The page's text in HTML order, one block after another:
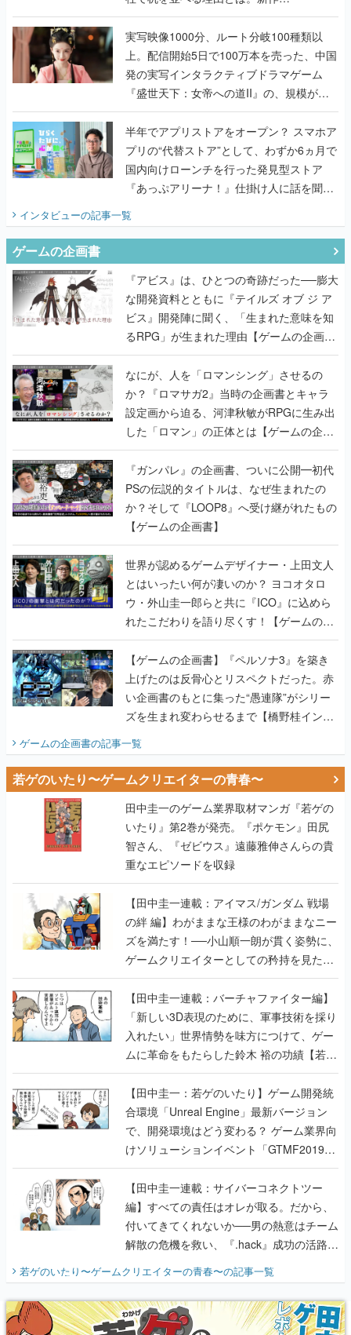
『TATSUJIN EXTREME』で初タッグを組
んだレジェンド2人に訊く開発秘話
実写映像1000分、ルート分岐100種類以
上。配信開始5日で100万本を売った、中国
発の実写インタラクティブドラマゲーム
『盛世天下：女帝への道II』の、規模が違
うこだわりをプロデューサーに聞いた
半年でアプリストアをオープン？ スマホア
プリの“代替ストア”として、わずか6ヵ月で
国内向けローンチを行った発見型ストア
『あっぷアリーナ！』仕掛け人に話を聞い
てみた
インタビューの記事一覧
ゲームの企画書
『アビス』は、ひとつの奇跡だった──膨大
な開発資料とともに『テイルズ オブ ジ ア
ビス』開発陣に聞く、「生まれた意味を知
るRPG」が生まれた理由【ゲームの企画
書】
なにが、人を「ロマンシング」させるの
か？『ロマサガ2』当時の企画書とキャラ
設定画から迫る、河津秋敏がRPGに生み出
した「ロマン」の正体とは【ゲームの企画
書】
『ガンパレ』の企画書、ついに公開━初代
PSの伝説的タイトルは、なぜ生まれたの
か？そして『LOOP8』へ受け継がれたもの
【ゲームの企画書】
世界が認めるゲームデザイナー・上田文人
とはいったい何が凄いのか？ ヨコオタロ
ウ・外山圭一郎らと共に『ICO』に込めら
れたこだわりを語り尽くす！【ゲームの企
画書】
【ゲームの企画書】『ペルソナ3』を築き
上げたのは反骨心とリスペクトだった。赤
い企画書のもとに集った“愚連隊”がシリー
ズを生まれ変わらせるまで【橋野桂インタ
ビュー】
ゲームの企画書の記事一覧
若ゲのいたり〜ゲームクリエイターの青春〜
田中圭一のゲーム業界取材マンガ『若ゲの
いたり』第2巻が発売。『ポケモン』田尻
智さん、『ゼビウス』遠藤雅伸さんらの貴
重なエピソードを収録
【田中圭一連載：アイマス/ガンダム 戦場
の絆 編】わがままな王様のわがままなニー
ズを満たす！──小山順一朗が貫く姿勢に、
ゲームクリエイターとしての矜持を見た
【若ゲのいたり最終回】
【田中圭一連載：バーチャファイター編】
「新しい3D表現のために、軍事技術を採り
入れたい」世界情勢を味方につけて、ゲー
ムに革命をもたらした鈴木 裕の功績【若ゲ
のいたり】
【田中圭一：若ゲのいたり】ゲーム開発統
合環境「Unreal Engine」最新バージョン
で、開発環境はどう変わる？ ゲーム業界向
けソリューションイベント「GTMF2019」
に行って、より理解を深めよう【PR】
【田中圭一連載：サイバーコネクトツー
編】すべての責任はオレが取る。だから、
付いてきてくれないか──男の熱意はチーム
解散の危機を救い、『.hack』成功の活路を
開く。業界の快男児・松山 洋に流れる血は
『少年ジャンプ』色だった【若ゲのいた
り】
若ゲのいたり〜ゲームクリエイターの青春〜の記事一覧